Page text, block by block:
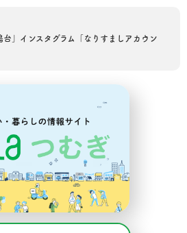
台」インスタグラム「なりすましアカウン